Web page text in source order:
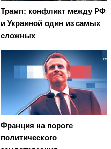
Трамп: конфликт между РФ
и Украиной один из самых
сложных
Франция на пороге
политического